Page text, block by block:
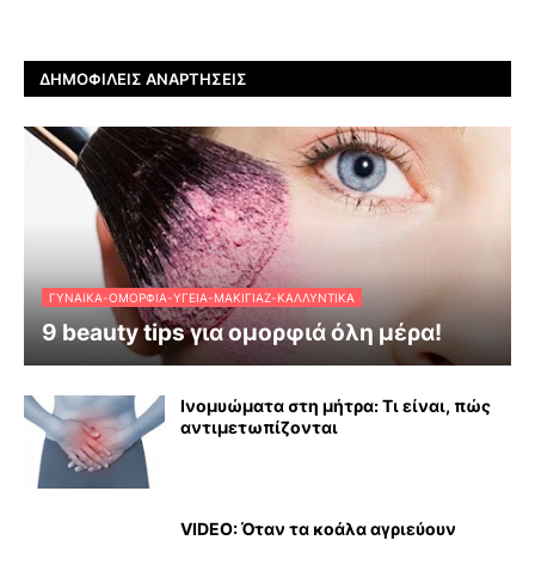
ΔΗΜΟΦΙΛΕΊΣ ΑΝΑΡΤΉΣΕΙΣ
ΓΥΝΑΊΚΑ-ΟΜΟΡΦΙΆ-ΥΓΕΊΑ-ΜΑΚΙΓΙΆΖ-ΚΑΛΛΥΝΤΙΚΆ
9 beauty tips για ομορφιά όλη μέρα!
Ινομυώματα στη μήτρα: Τι είναι, πώς
αντιμετωπίζονται
VIDEO: Όταν τα κοάλα αγριεύουν